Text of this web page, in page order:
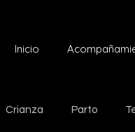
Inicio
Crianza Parto